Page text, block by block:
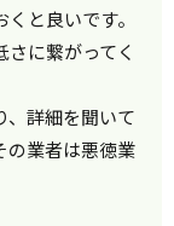
と良いです。
に繋がってく
、詳細を聞いて
の業者は悪徳業